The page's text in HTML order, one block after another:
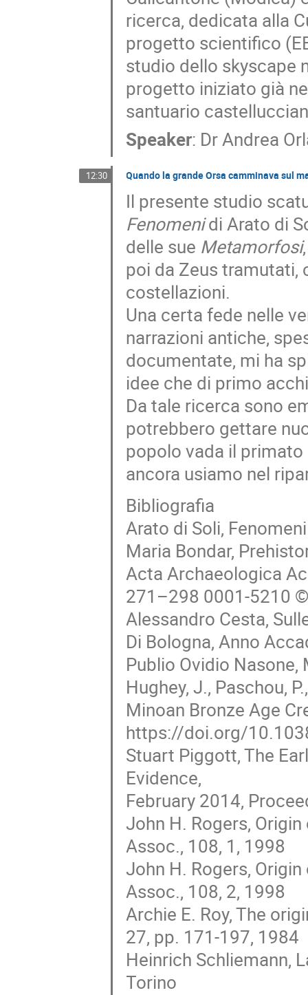
ricerca, dedicata alla
progetto scientifico
studio dello skyscape
progetto iniziato già
santuario
Speaker: DrAndrea
12:30 Quando la grande Orsa camminava sul
Il presente studio
Fenomenidi Arato di
delle sue Metamorfosi
poi da Zeus tramutati,
costellazioni.
Una certa fede nelle
narrazioni antiche,
documentate, mi ha
idee che di primo
Da tale ricerca sono
potrebbero gettare
popolo vada il primato
ancora usiamo nel
Bibliografia
Arato di Soli,
Maria Bondar,
Acta Archaeologica
271–298 0001-5210
Alessandro Cesta,
Di Bologna, Anno
Publio Ovidio
Hughey, J., Paschou,
Minoan Bronze Age
https://doi.org/
Stuart Piggott, The
Evidence,
February 2014,
John H. Rogers,
Assoc., 108, 1, 1998
John H. Rogers,
Assoc., 108, 2, 1998
Archie E. Roy, The
27, pp. 171-197, 1984
Heinrich Schliemann,
Torino